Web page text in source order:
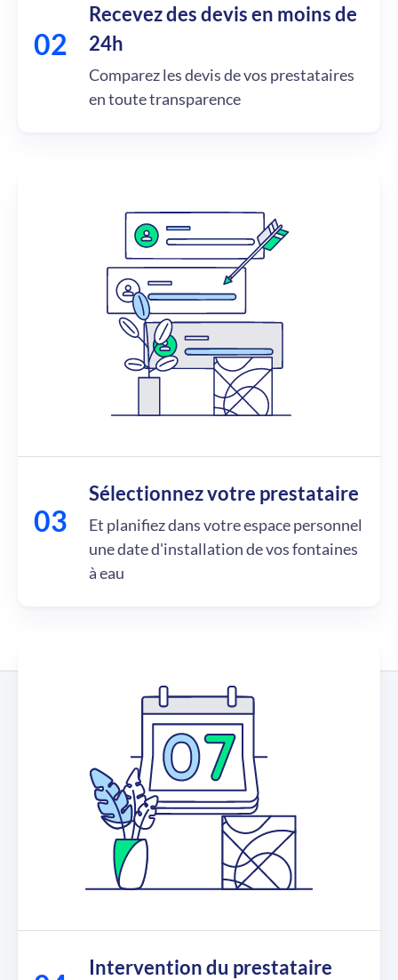
Recevez des devis en moins de
24h
Comparez les devis de vos prestataires
en toute transparence
Sélectionnez votre prestataire
Et planifiez dans votre espace personnel
une date d'installation de vos fontaines
à eau
Intervention du prestataire